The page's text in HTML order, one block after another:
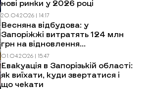
нові ринки у 2026 році
20.04.2026 | 14:17
Весняна відбудова: у
Запоріжжі витратять 124 млн
грн на відновлення
багатоповерхівок після
обстрілів
01.04.2026 | 15:47
Евакуація в Запорізькій області:
як виїхати, куди звертатися і
що чекати